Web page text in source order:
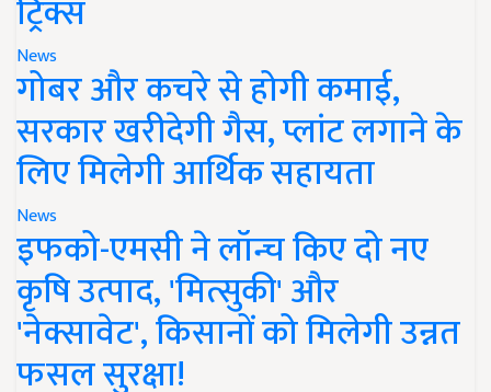
ट्रिक्स
News
गोबर और कचरे से होगी कमाई,
सरकार खरीदेगी गैस, प्लांट लगाने के
लिए मिलेगी आर्थिक सहायता
News
इफको-एमसी ने लॉन्च किए दो नए
कृषि उत्पाद, 'मित्सुकी' और
'नेक्सावेट', किसानों को मिलेगी उन्नत
फसल सुरक्षा!